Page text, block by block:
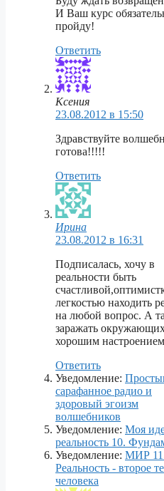
И Ваш курс
пройду!
Ответить
Ксения
23.08.2012 в 15:50
Здравствуйте
готова!!!!!
Ответить
Ирина
23.08.2012 в 16:31
Подписалась, хочу в
реальности быть
легкостью находить
на любой вопрос. А
заражать
хорошим
Ответить
Уведомление:
сарафанное радио и
здоровый эгоизм
волшебников
Уведомление: Моя
реальность 10.
Уведомление: МИР
Реальность - второе
человека